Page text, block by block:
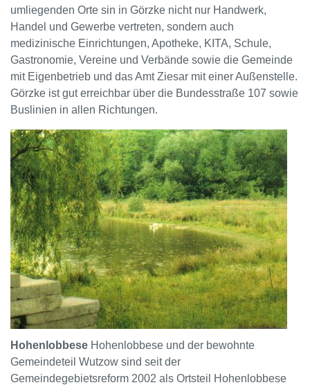
umliegenden Orte sin in Görzke nicht nur Handwerk,
Handel und Gewerbe vertreten, sondern auch
medizinische Einrichtungen, Apotheke, KITA, Schule,
Gastronomie, Vereine und Verbände sowie die Gemeinde
mit Eigenbetrieb und das Amt Ziesar mit einer Außenstelle.
Görzke ist gut erreichbar über die Bundesstraße 107 sowie
Buslinien in allen Richtungen.
Hohenlobbese Hohenlobbese und der bewohnte
Gemeindeteil Wutzow sind seit der
Gemeindegebietsreform 2002 als Ortsteil Hohenlobbese